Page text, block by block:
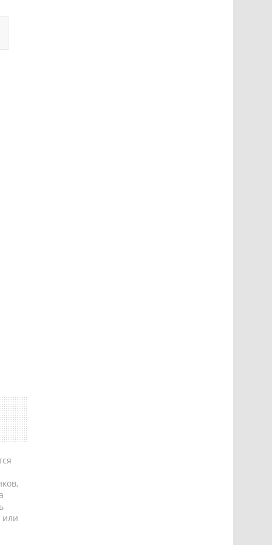
или